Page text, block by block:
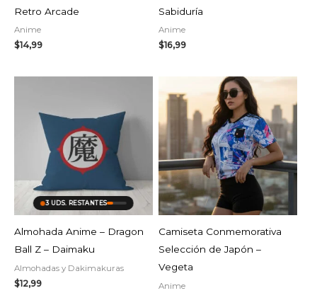
Retro Arcade
Anime
$14,99
Sabiduría
Anime
$16,99
3 UDS. RESTANTES
Almohada Anime – Dragon
Ball Z – Daimaku
Almohadas y Dakimakuras
$12,99
AGOTADO
Camiseta Conmemorativa
Selección de Japón –
Vegeta
Anime
precio
original
era:
$35,99.
El
precio
actual
es:
$34,19.